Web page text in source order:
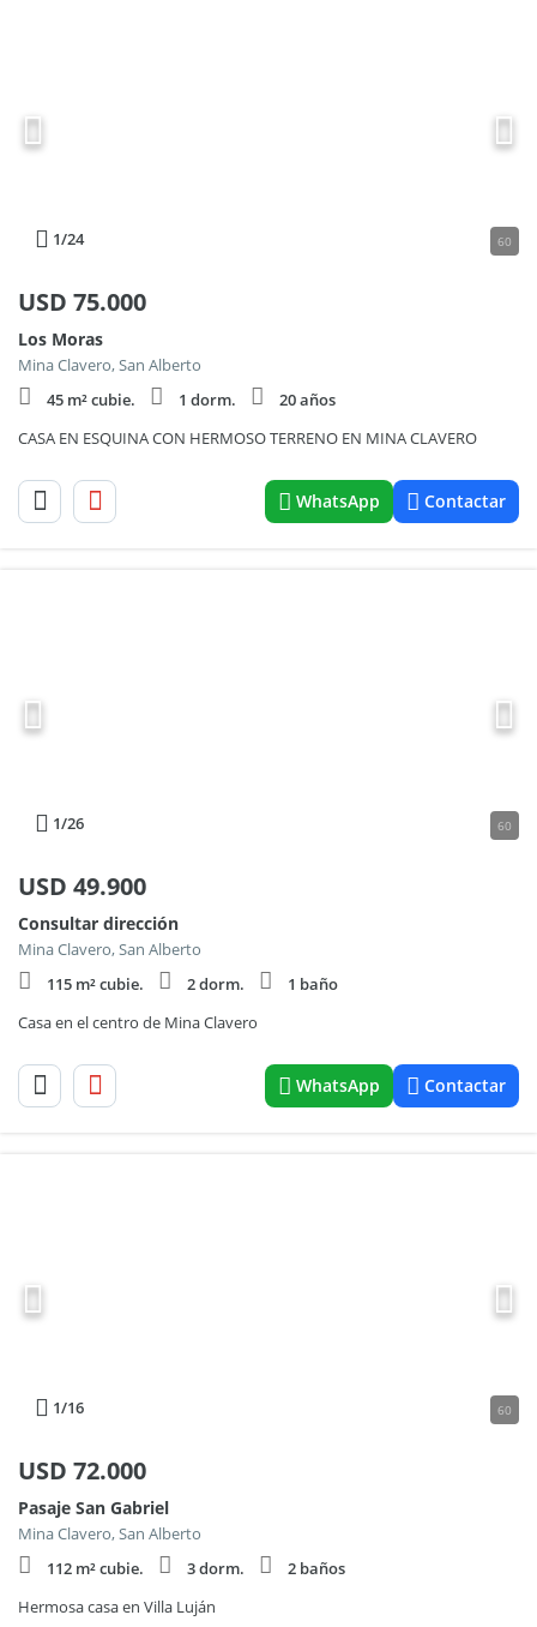
1/24 60
USD 75.000
Los Moras
Mina Clavero, San Alberto
45 m² cubie.
1 dorm.
20 años
CASA EN ESQUINA CON HERMOSO TERRENO EN MINA CLAVERO
WhatsApp Contactar
1/26 60
USD 49.900
Consultar dirección
Mina Clavero, San Alberto
115 m² cubie.
2 dorm.
1 baño
Casa en el centro de Mina Clavero
WhatsApp Contactar
1/16 60
USD 72.000
Pasaje San Gabriel
Mina Clavero, San Alberto
112 m² cubie.
3 dorm.
2 baños
Hermosa casa en Villa Luján